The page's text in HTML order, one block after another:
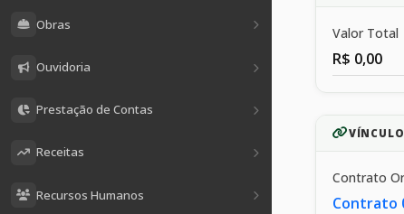
Obras
Ouvidoria
Prestação de Contas
Receitas
Recursos Humanos
Valor Total
R$ 0,00
Contrato
Contrato